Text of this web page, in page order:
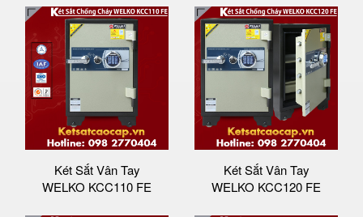
Két Sắt Vân Tay
WELKO KCC110 FE
Két Sắt Vân Tay
WELKO KCC120 FE